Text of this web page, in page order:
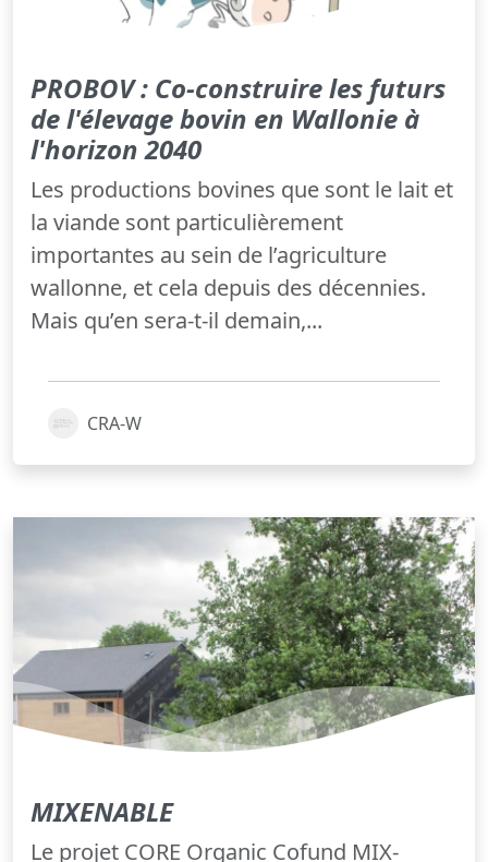
PROBOV : Co-construire les futurs
de l'élevage bovin en Wallonie à
l'horizon 2040
Les productions bovines que sont le lait et
la viande sont particulièrement
importantes au sein de l’agriculture
wallonne, et cela depuis des décennies.
Mais qu’en sera-t-il demain,...
CRA-W
MIXENABLE
Le projet CORE Organic Cofund MIX-